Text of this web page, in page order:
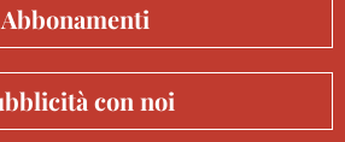
Abbonamenti
con noi